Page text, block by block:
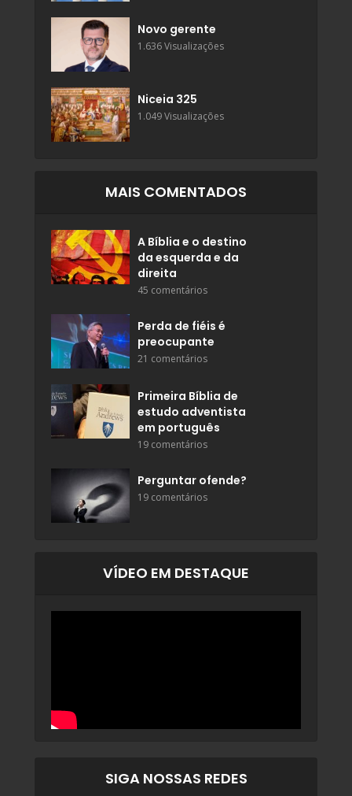
Novo gerente
1.636 Visualizações
Niceia 325
1.049 Visualizações
MAIS COMENTADOS
A Bíblia e o destino
da esquerda e da
direita
45 comentários
Perda de fiéis é
preocupante
21 comentários
Primeira Bíblia de
estudo adventista
em português
19 comentários
Perguntar ofende?
19 comentários
VÍDEO EM DESTAQUE
SIGA NOSSAS REDES